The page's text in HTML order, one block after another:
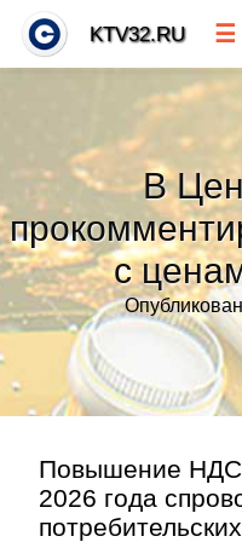
В
с
Повышение НДС
2026 года
KTV32.RU ☰
Тренды новостей »
Рубрики»
Правила
Контакт»